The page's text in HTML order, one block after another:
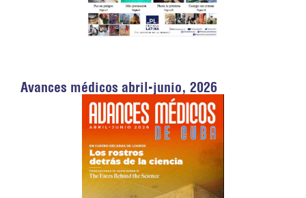
Avances médicos abril-junio, 2026